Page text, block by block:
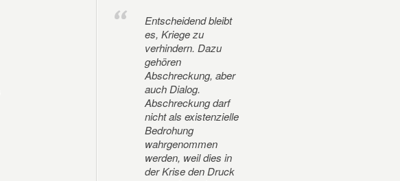
Entscheidend bleibt
es, Kriege zu
verhindern. Dazu
gehören
Abschreckung, aber
auch Dialog.
Abschreckung darf
nicht als existenzielle
Bedrohung
wahrgenommen
werden, weil dies in
der Krise den Druck